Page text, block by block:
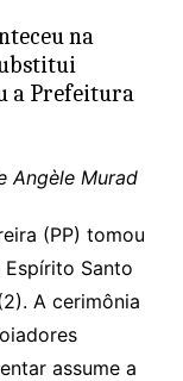
na
a Prefeitura
Angèle Murad
(PP) tomou
Santo
A cerimônia
assume a